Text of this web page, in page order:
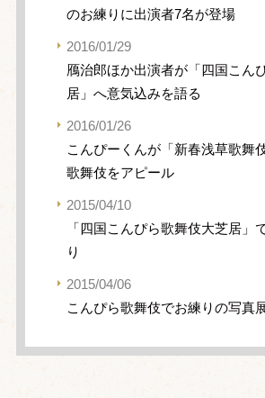
のお練りに出演者7名が登場
2016/01/29
鴈治郎ほか出演者が「四国こん
居」へ意気込みを語る
2016/01/26
こんぴーくんが「新春浅草歌舞
歌舞伎をアピール
2015/04/10
「四国こんぴら歌舞伎大芝居」
り
2015/04/06
こんぴら歌舞伎でお練りの写真